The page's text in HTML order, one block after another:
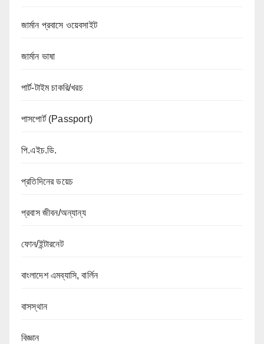
জার্মান প্রবাসে ওয়েবসাইট
জার্মান ভাষা
পার্ট-টাইম চাকরি/খরচ
পাসপোর্ট (Passport)
পি.এইচ.ডি.
প্রতিদিনের ডয়েচ
প্রবাস জীবন/অন্যান্য
ফোন/ইন্টারনেট
বাংলাদেশ এমব্যাসি, বার্লিন
বাসস্থান
বিজ্ঞান